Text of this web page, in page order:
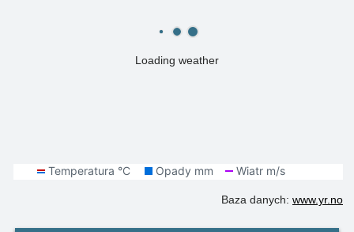
Loading weather
Baza danych: www.yr.no